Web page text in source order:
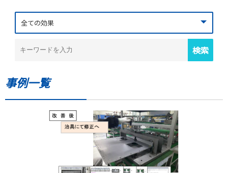
事例一覧